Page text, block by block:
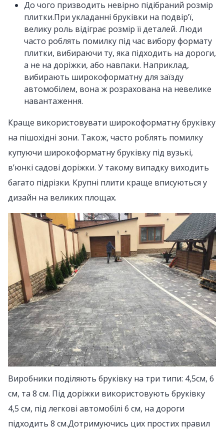
До чого призводить невірно підібраний розмір
плитки.При укладанні бруківки на подвір’ї,
велику роль відіграє розмір її деталей. Люди
часто роблять помилку під час вибору формату
плитки, вибираючи ту, яка підходить на дороги,
а не на доріжки, або навпаки. Наприклад,
вибирають широкоформатну для заїзду
автомобілем, вона ж розрахована на невелике
навантаження.
Краще використовувати широкоформатну бруківку
на пішохідні зони. Також, часто роблять помилку
купуючи широкоформатну бруківку під вузькі,
в’юнкі садові доріжки. У такому випадку виходить
багато підрізки. Крупні плити краще вписуються у
дизайн на великих площах.
Виробники поділяють бруківку на три типи: 4,5см, 6
см, та 8 см. Під доріжки використовують бруківку
4,5 см, під легкові автомобілі 6 см, на дороги
підходить 8 см.Дотримуючись цих простих правил